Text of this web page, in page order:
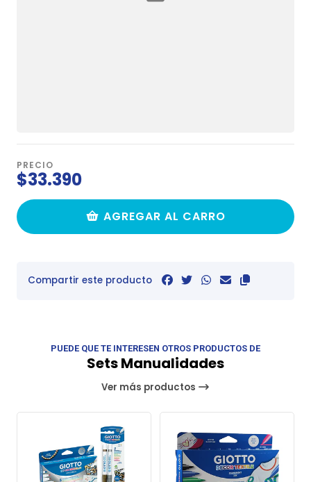
PRECIO
$33.390
AGREGAR AL CARRO
Compartir este producto
PUEDE QUE TE INTERESEN OTROS PRODUCTOS DE
Sets Manualidades
Ver más productos